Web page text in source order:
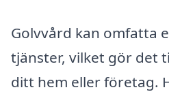
Golvvård kan omfatta
tjänster, vilket gör det
ditt hem eller företag.